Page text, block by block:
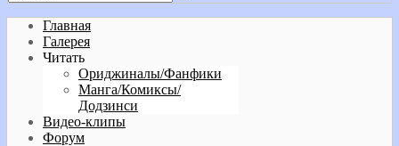
Главная
Галерея
Читать
Ориджиналы/Фанфики
Манга/Комиксы/
Додзинси
Видео-клипы
Форум